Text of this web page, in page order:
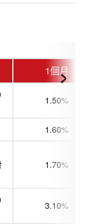
1個月
1.50%
1.60%
1.70%
3.10%